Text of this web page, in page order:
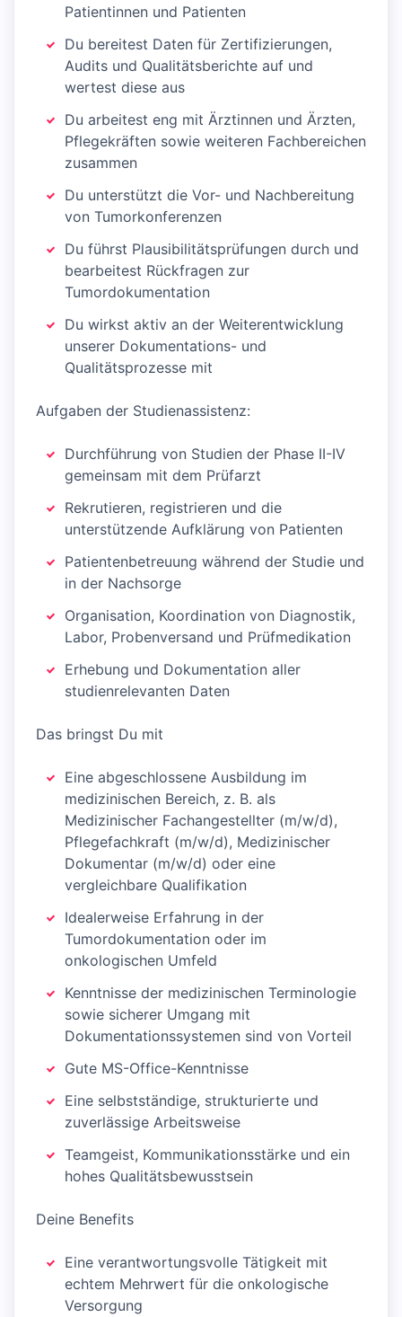
Patientinnen und Patienten
Du bereitest Daten für Zertifizierungen,
Audits und Qualitätsberichte auf und
wertest diese aus
Du arbeitest eng mit Ärztinnen und Ärzten,
Pflegekräften sowie weiteren Fachbereichen
zusammen
Du unterstützt die Vor- und Nachbereitung
von Tumorkonferenzen
Du führst Plausibilitätsprüfungen durch und
bearbeitest Rückfragen zur
Tumordokumentation
Du wirkst aktiv an der Weiterentwicklung
unserer Dokumentations- und
Qualitätsprozesse mit
Aufgaben der Studienassistenz:
Durchführung von Studien der Phase II-IV
gemeinsam mit dem Prüfarzt
Rekrutieren, registrieren und die
unterstützende Aufklärung von Patienten
Patientenbetreuung während der Studie und
in der Nachsorge
Organisation, Koordination von Diagnostik,
Labor, Probenversand und Prüfmedikation
Erhebung und Dokumentation aller
studienrelevanten Daten
Das bringst Du mit
Eine abgeschlossene Ausbildung im
medizinischen Bereich, z. B. als
Medizinischer Fachangestellter (m/w/d),
Pflegefachkraft (m/w/d), Medizinischer
Dokumentar (m/w/d) oder eine
vergleichbare Qualifikation
Idealerweise Erfahrung in der
Tumordokumentation oder im
onkologischen Umfeld
Kenntnisse der medizinischen Terminologie
sowie sicherer Umgang mit
Dokumentationssystemen sind von Vorteil
Gute MS-Office-Kenntnisse
Eine selbstständige, strukturierte und
zuverlässige Arbeitsweise
Teamgeist, Kommunikationsstärke und ein
hohes Qualitätsbewusstsein
Deine Benefits
Eine verantwortungsvolle Tätigkeit mit
echtem Mehrwert für die onkologische
Versorgung